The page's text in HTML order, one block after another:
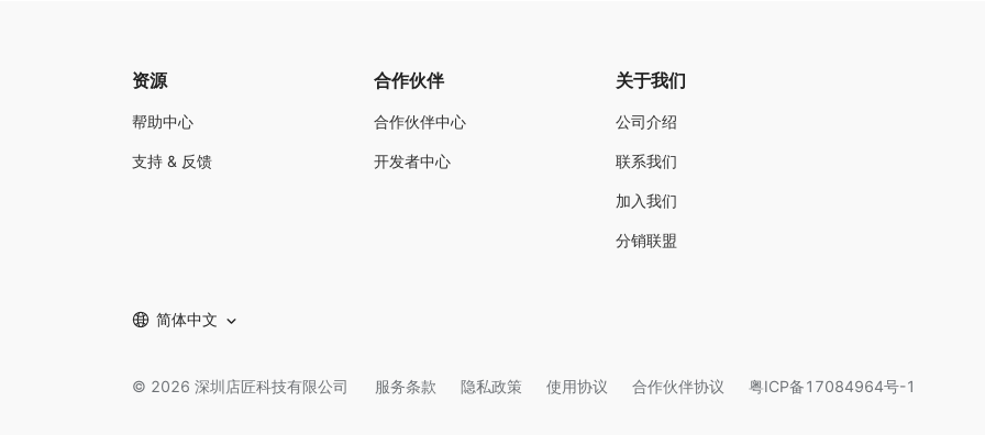
资源
帮助中心
支持 & 反馈
合作伙伴
合作伙伴中心
开发者中心
关于我们
公司介绍
联系我们
加入我们
分销联盟
简体中文
© 2026 深圳店匠科技有限公司 服务条款 隐私政策 使用协议 合作伙伴协议 粤ICP备17084964号-1